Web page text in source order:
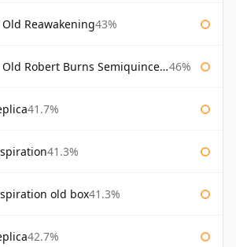
Reawakening43%
Robert Burns Semiquincentenary 46%
41.7%
41.3%
old box41.3%
42.7%